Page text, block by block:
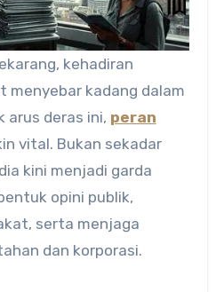
menyebar kadang dalam
arus deras ini, peran
vital. Bukan sekadar
kini menjadi garda
opini publik,
serta menjaga
dan korporasi.